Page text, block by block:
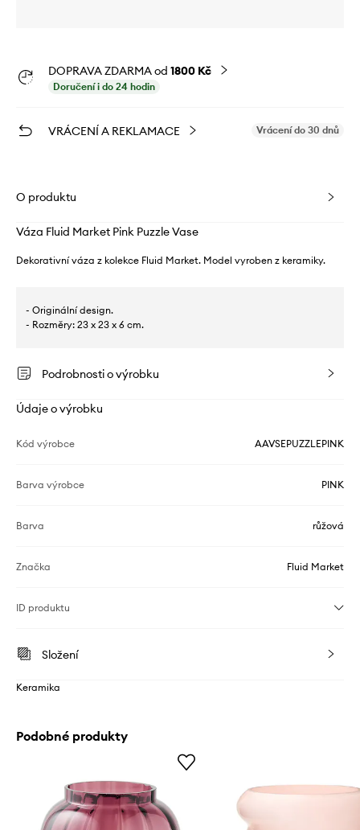
DOPRAVA ZDARMA od 1800 Kč
Doručení i do 24 hodin
VRÁCENÍ A REKLAMACE Vrácení do 30 dnů
O produktu
Váza Fluid Market Pink Puzzle Vase
Dekorativní váza z kolekce Fluid Market. Model vyroben z keramiky.
- Originální design.
- Rozměry: 23 x 23 x 6 cm.
Podrobnosti o výrobku
Údaje o výrobku
Kód výrobce AAVSEPUZZLEPINK
Barva výrobce PINK
Barva růžová
Značka Fluid Market
ID produktu
Složení
Keramika
Podobné produkty